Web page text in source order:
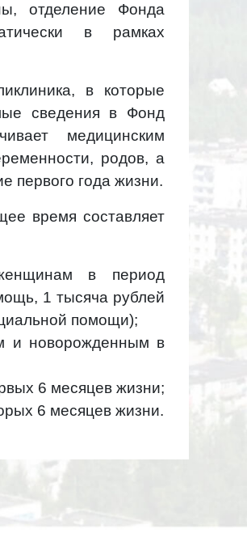
отделение Фонда
в рамках
в которые
сведения в Фонд
медицинским
родов, а
первого года жизни.
время составляет
в период
1 тысяча рублей
помощи);
и новорожденным в
6 месяцев жизни;
6 месяцев жизни.